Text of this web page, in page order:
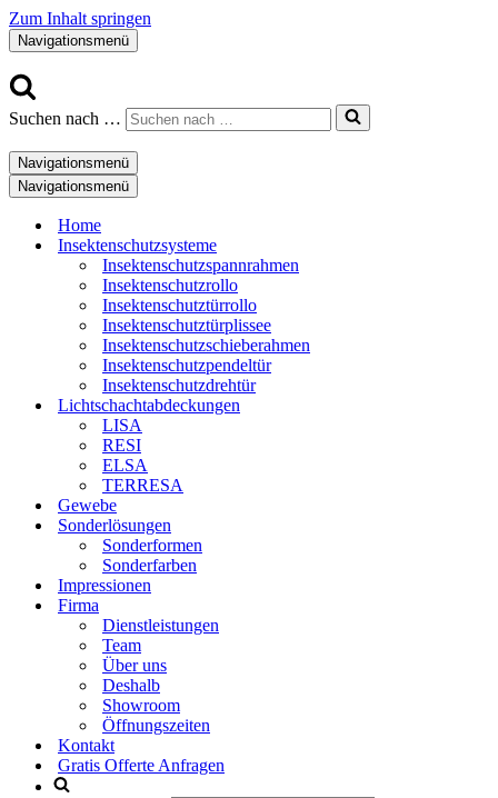
Zum Inhalt springen
Navigationsmenü
Suchen nach …
Navigationsmenü
Navigationsmenü
Home
Insektenschutzsysteme
Insektenschutzspannrahmen
Insektenschutzrollo
Insektenschutztürrollo
Insektenschutztürplissee
Insektenschutzschieberahmen
Insektenschutzpendeltür
Insektenschutzdrehtür
Lichtschachtabdeckungen
LISA
RESI
ELSA
TERRESA
Gewebe
Sonderlösungen
Sonderformen
Sonderfarben
Impressionen
Firma
Dienstleistungen
Team
Über uns
Deshalb
Showroom
Öffnungszeiten
Kontakt
Gratis Offerte Anfragen